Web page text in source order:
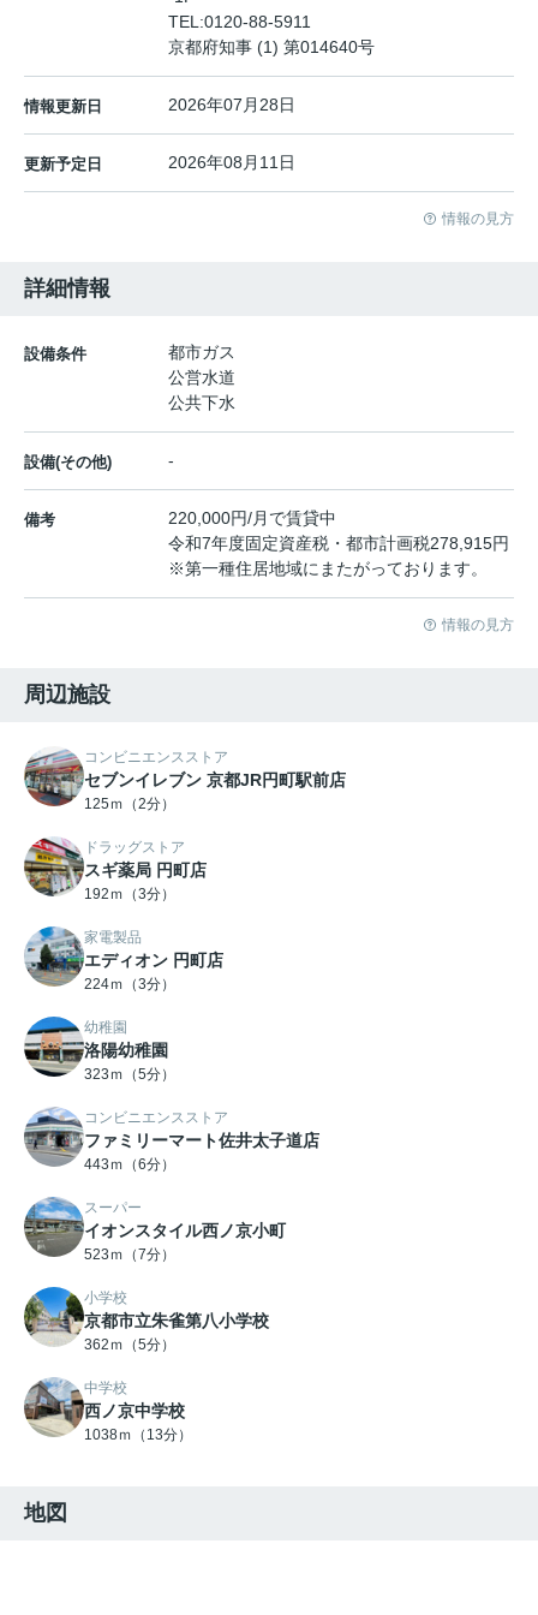
TEL:0120-88-5911
京都府知事 (1) 第014640号
情報更新日 2026年07月28日
更新予定日 2026年08月11日
情報の見方
詳細情報
設備条件
都市ガス
公営水道
公共下水
設備(その他) -
備考
220,000円/月で賃貸中
令和7年度固定資産税・都市計画税278,915円
※第一種住居地域にまたがっております。
情報の見方
周辺施設
コンビニエンスストア
セブンイレブン 京都JR円町駅前店
125ｍ（2分）
ドラッグストア
スギ薬局 円町店
192ｍ（3分）
家電製品
エディオン 円町店
224ｍ（3分）
幼稚園
洛陽幼稚園
323ｍ（5分）
コンビニエンスストア
ファミリーマート佐井太子道店
443ｍ（6分）
スーパー
イオンスタイル西ノ京小町
523ｍ（7分）
小学校
京都市立朱雀第八小学校
362ｍ（5分）
中学校
西ノ京中学校
1038ｍ（13分）
地図